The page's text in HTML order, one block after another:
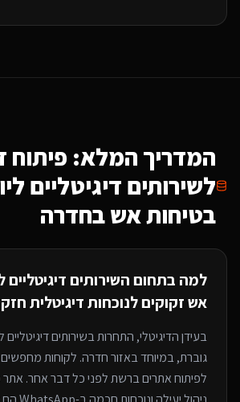
המדריך המלא: פיתוח
לשירותים דיגיטליים
בטיחות אשבחדרה
למה בתחום השירותים דיגיטליים
אשזקוקים לנוכחות דיגיטלית
בעידן הדיגיטלי, התחרות בשירותים
גוברת, במיוחדבאזור חדרה. לקוחות מחפשים
לפיתוח אתריםברשת לפני כל דבר אחר.